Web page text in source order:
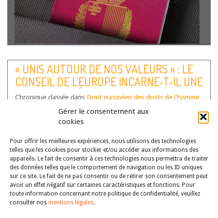
Gérer le consentement aux
cookies
Pour offrir les meilleures expériences, nous utilisons des technologies
telles que les cookies pour stocker et/ou accéder aux informations des
appareils. Le fait de consentir à ces technologies nous permettra de traiter
des données telles que le comportement de navigation ou les ID uniques
sur ce site. Le fait de ne pas consentir ou de retirer son consentement peut
avoir un effet négatif sur certaines caractéristiques et fonctions. Pour
toute information concernant notre politique de confidentialité, veuillez
consulter nos mentions légales.
l’Université Paris Panthéon-Assas, Centre de droit
européen L’arrêt Commission/Malte (citoyenneté par
investissement) opère un tournant dans la compréhension
de la compétence des États membres en matière d’octroi
de nationalité et de la relation entre citoyenneté
européenne… Lire la suite
« UNIS AUTOUR DE NOS VALEURS » : LE
CONSEIL DE L’EUROPE INCARNE-T-IL UNE
COMMUNAUTÉ DE VALEURS ?
Chronique classée dans Droit européen des droits de l'homme
Birte Wassenberg